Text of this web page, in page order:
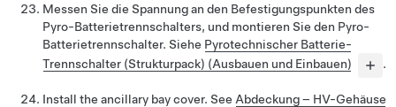
Messen Sie die Spannung an den Befestigungspunkten des
Pyro-Batterietrennschalters, und montieren Sie den Pyro-
Batterietrennschalter. Siehe Pyrotechnischer Batterie-
Trennschalter (Strukturpack) (Ausbauen und Einbauen)
.
Install the ancillary bay cover. See Abdeckung – HV-Gehäuse